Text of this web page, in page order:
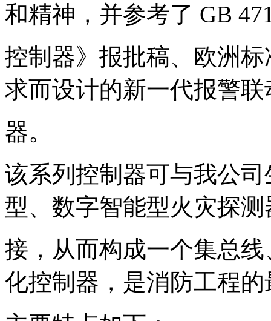
和精神，并参考了 GB
控制器》报批稿、欧洲标
求而设计的新一代报警
器。
该系列控制器可与我公
型、数字智能型火灾探
接，从而构成一个集总
化控制器，是消防工程